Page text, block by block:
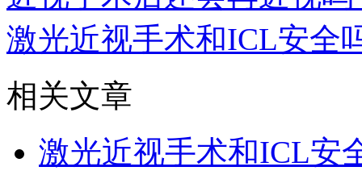
激光近视手术和ICL安全
相关文章
激光近视手术和ICL安